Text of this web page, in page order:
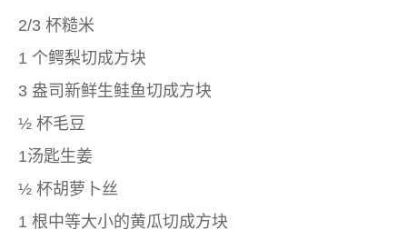
2/3 杯糙米
1 个鳄梨切成方块
3 盎司新鲜生鲑鱼切成方块
½ 杯毛豆
1汤匙生姜
½ 杯胡萝卜丝
1 根中等大小的黄瓜切成方块